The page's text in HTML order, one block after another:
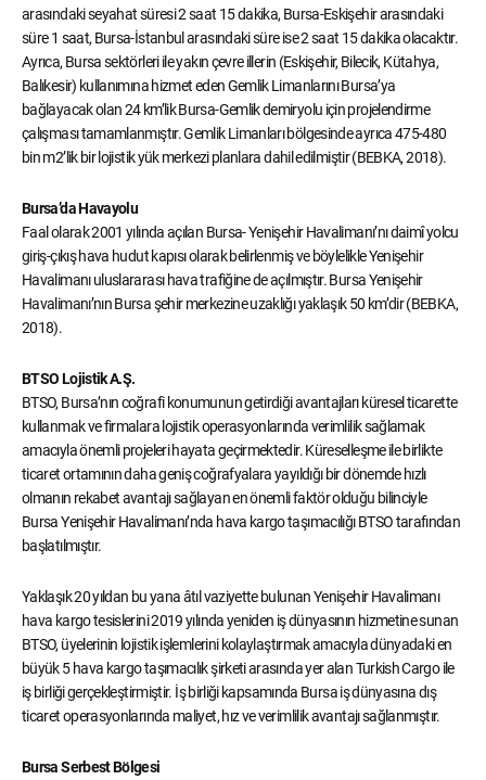
arasındaki seyahat süresi 2 saat 15 dakika, Bursa-Eskişehir arasındaki
süre 1 saat, Bursa-İstanbul arasındaki süre ise 2 saat 15 dakika olacaktır.
Ayrıca, Bursa sektörleri ile yakın çevre illerin (Eskişehir, Bilecik, Kütahya,
Balıkesir) kullanımına hizmet eden Gemlik Limanlarını Bursa’ya
bağlayacak olan 24 km’lik Bursa-Gemlik demiryolu için projelendirme
çalışması tamamlanmıştır. Gemlik Limanları bölgesinde ayrıca 475-480
bin m2’lik bir lojistik yük merkezi planlara dahil edilmiştir (BEBKA, 2018).
Bursa’da Havayolu
Faal olarak 2001 yılında açılan Bursa- Yenişehir Havalimanı’nı daimî yolcu
giriş-çıkış hava hudut kapısı olarak belirlenmiş ve böylelikle Yenişehir
Havalimanı uluslararası hava trafiğine de açılmıştır. Bursa Yenişehir
Havalimanı’nın Bursa şehir merkezine uzaklığı yaklaşık 50 km’dir (BEBKA,
2018).
BTSO Lojistik A.Ş.
BTSO, Bursa’nın coğrafi konumunun getirdiği avantajları küresel ticarette
kullanmak ve firmalara lojistik operasyonlarında verimlilik sağlamak
amacıyla önemli projeleri hayata geçirmektedir. Küreselleşme ile birlikte
ticaret ortamının daha geniş coğrafyalara yayıldığı bir dönemde hızlı
olmanın rekabet avantajı sağlayan en önemli faktör olduğu bilinciyle
Bursa Yenişehir Havalimanı’nda hava kargo taşımacılığı BTSO tarafından
başlatılmıştır.
Yaklaşık 20 yıldan bu yana âtıl vaziyette bulunan Yenişehir Havalimanı
hava kargo tesislerini 2019 yılında yeniden iş dünyasının hizmetine sunan
BTSO, üyelerinin lojistik işlemlerini kolaylaştırmak amacıyla dünyadaki en
büyük 5 hava kargo taşımacılık şirketi arasında yer alan Turkish Cargo ile
iş birliği gerçekleştirmiştir. İş birliği kapsamında Bursa iş dünyasına dış
ticaret operasyonlarında maliyet, hız ve verimlilik avantajı sağlanmıştır.
Bursa Serbest Bölgesi